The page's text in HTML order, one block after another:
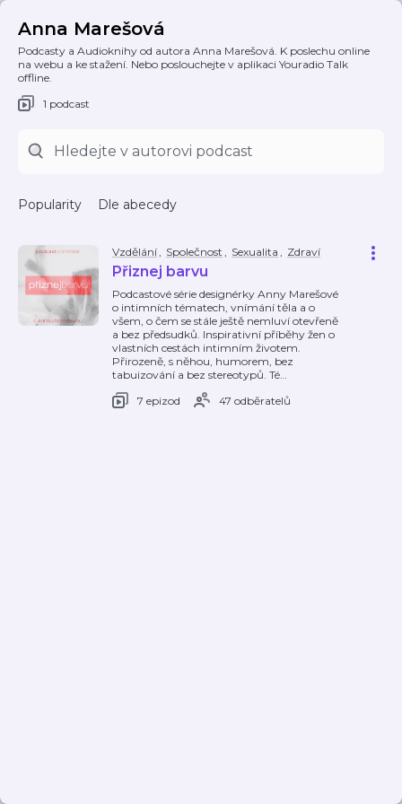
Anna Marešová
Podcasty a Audioknihy od autora Anna Marešová. K poslechu online
na webu a ke stažení. Nebo poslouchejte v aplikaci Youradio Talk
offline.
1 podcast
Popularity Dle abecedy
Vzdělání, Společnost , Sexualita , Zdraví
Přiznej barvu
Podcastové série designérky Anny Marešové
o intimních tématech, vnímání těla a o
všem, o čem se stále ještě nemluví otevřeně
a bez předsudků. Inspirativní příběhy žen o
vlastních cestách intimním životem.
Přirozeně, s něhou, humorem, bez
tabuizování a bez stereotypů. Té…
7 epizod
47 odběratelů